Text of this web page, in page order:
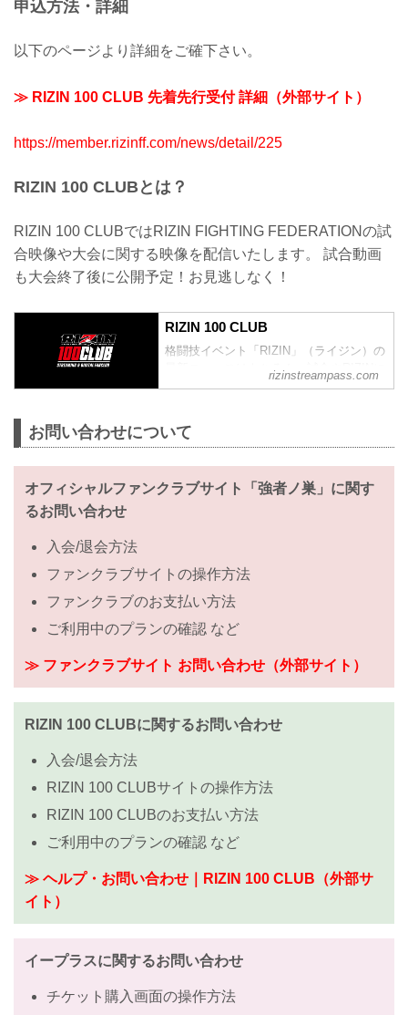
申込方法・詳細
以下のページより詳細をご確下さい。
≫ RIZIN 100 CLUB 先着先行受付 詳細（外部サイト）
https://member.rizinff.com/news/detail/225
RIZIN 100 CLUBとは？
RIZIN 100 CLUBではRIZIN FIGHTING FEDERATIONの試
合映像や大会に関する映像を配信いたします。 試合動画
も大会終了後に公開予定！お見逃しなく！
RIZIN 100 CLUB
格闘技イベント「RIZIN」（ライジン）の
最新ニュースはもちろん、試合やRIZINに
まつわる動画を網羅！
rizinstreampass.com
お問い合わせについて
オフィシャルファンクラブサイト「強者ノ巣」に関す
るお問い合わせ
入会/退会方法
ファンクラブサイトの操作方法
ファンクラブのお支払い方法
ご利用中のプランの確認 など
≫ ファンクラブサイト お問い合わせ（外部サイト）
RIZIN 100 CLUBに関するお問い合わせ
入会/退会方法
RIZIN 100 CLUBサイトの操作方法
RIZIN 100 CLUBのお支払い方法
ご利用中のプランの確認 など
≫ ヘルプ・お問い合わせ｜RIZIN 100 CLUB（外部サ
イト）
イープラスに関するお問い合わせ
チケット購入画面の操作方法